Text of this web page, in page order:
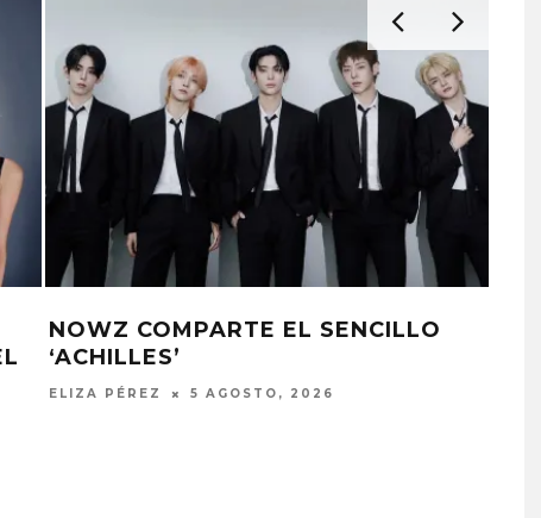
BTS NO PRESENTARÁ SU DISCO EN
LOS GRAMMY 2027
ELIZA PÉREZ 30 JULIO, 2026